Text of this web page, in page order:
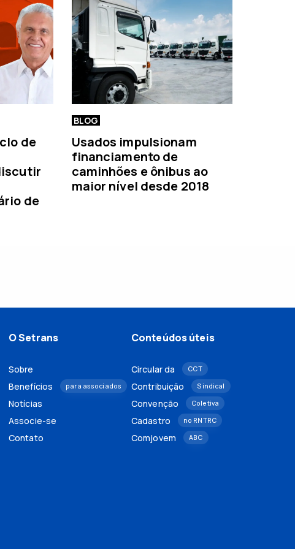
de
de
BLOG
Usados impulsionam
financiamento de
caminhões e ônibus ao
maior nível desde 2018
O Setrans
Sobre
Benefícios
para associados
Notícias
Associe-se
Contato
Conteúdos úteis
Circular da CCT
Contribuição Sindical
Convenção Coletiva
Cadastro no RNTRC
Comjovem ABC